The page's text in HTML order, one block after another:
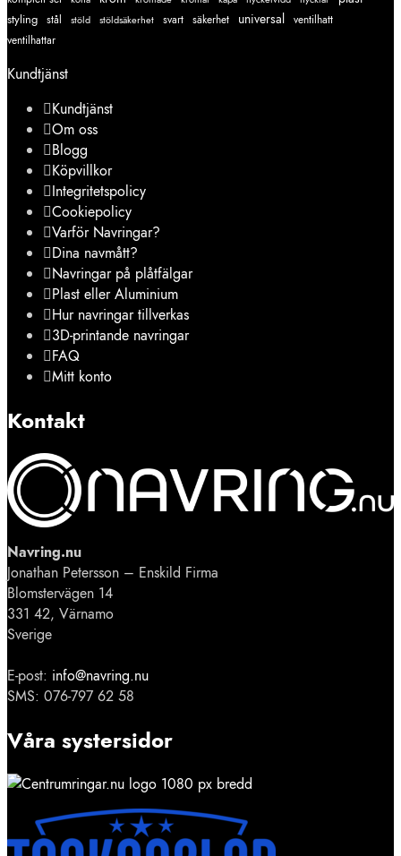
styling
stål stöld stöldsäkerhet svart säkerhet universal ventilhatt
ventilhattar
Kundtjänst
Kundtjänst
Om oss
Blogg
Köpvillkor
Integritetspolicy
Cookiepolicy
Varför Navringar?
Dina navmått?
Navringar på plåtfälgar
Plast eller Aluminium
Hur navringar tillverkas
3D-printande navringar
FAQ
Mitt konto
Kontakt
Navring.nu
Jonathan Petersson – Enskild Firma
Blomstervägen 14
331 42, Värnamo
Sverige
E-post: info@navring.nu
SMS: 076-797 62 58
Våra systersidor